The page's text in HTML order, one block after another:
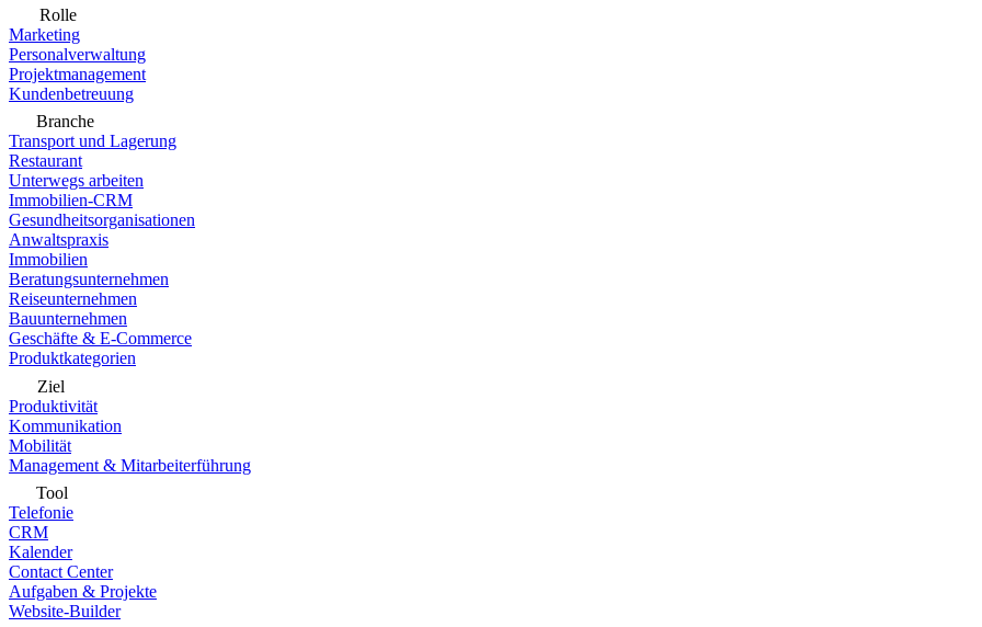
Rolle
Marketing
Personalverwaltung
Projektmanagement
Kundenbetreuung
Branche
Transport und Lagerung
Restaurant
Unterwegs arbeiten
Immobilien-CRM
Gesundheitsorganisationen
Anwaltspraxis
Immobilien
Beratungsunternehmen
Reiseunternehmen
Bauunternehmen
Geschäfte & E-Commerce
Produktkategorien
Ziel
Produktivität
Kommunikation
Mobilität
Management & Mitarbeiterführung
Tool
Telefonie
CRM
Kalender
Contact Center
Aufgaben & Projekte
Website-Builder